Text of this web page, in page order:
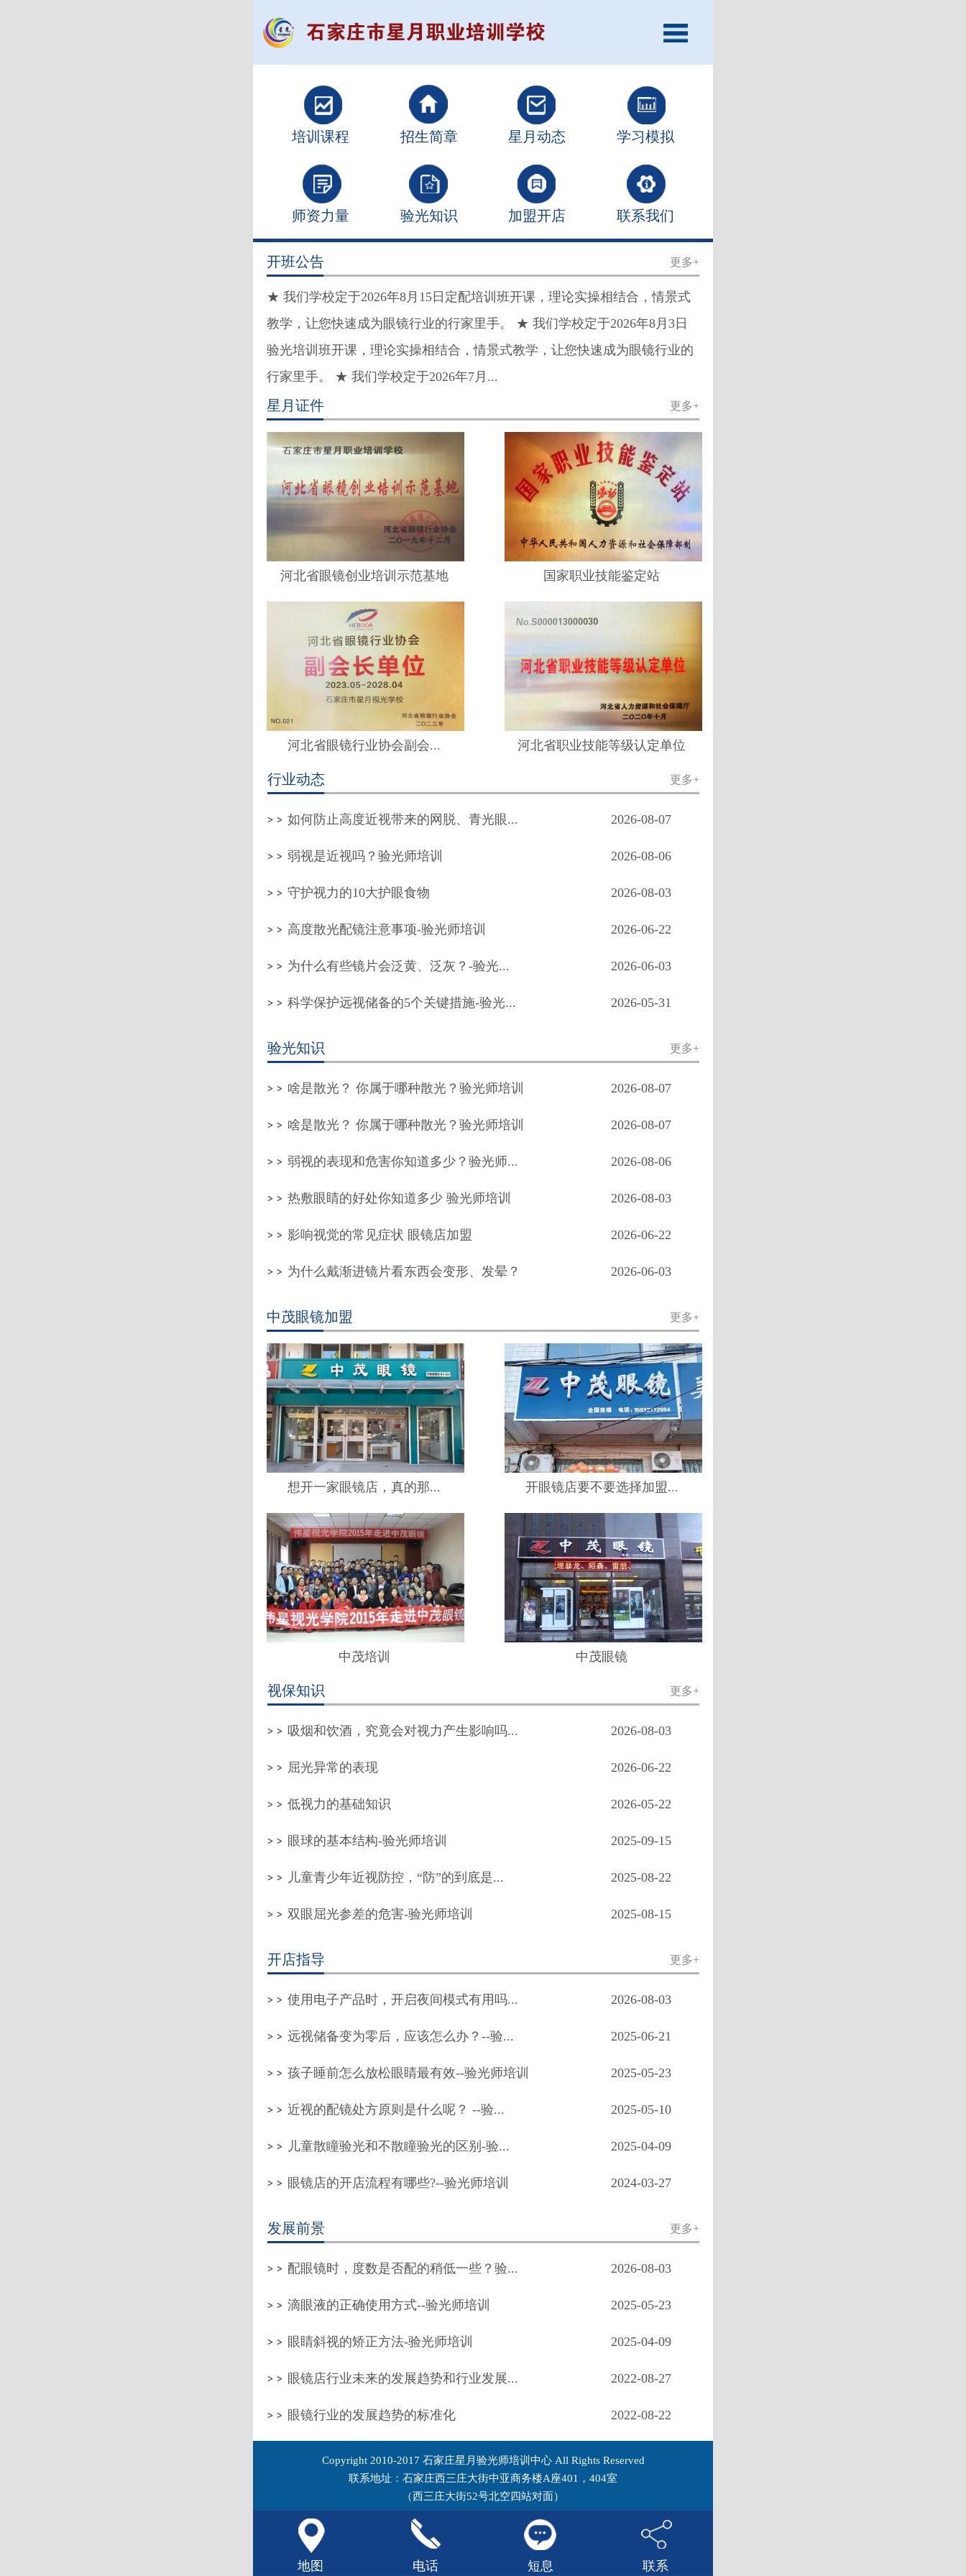
培训课程 招生简章 星月动态 学习模拟
师资力量 验光知识 加盟开店 联系我们
开班公告 更多+
★ 我们学校定于2026年8月15日定配培训班开课，理论实操相结合，情景式
教学，让您快速成为眼镜行业的行家里手。 ★ 我们学校定于2026年8月3日
验光培训班开课，理论实操相结合，情景式教学，让您快速成为眼镜行业的
行家里手。 ★ 我们学校定于2026年7月...
星月证件 更多+
河北省眼镜创业培训示范基地 国家职业技能鉴定站
河北省眼镜行业协会副会... 河北省职业技能等级认定单位
行业动态 更多+
如何防止高度近视带来的网脱、青光眼... 2026-08-07
弱视是近视吗？验光师培训 2026-08-06
守护视力的10大护眼食物 2026-08-03
高度散光配镜注意事项-验光师培训 2026-06-22
为什么有些镜片会泛黄、泛灰？-验光... 2026-06-03
科学保护远视储备的5个关键措施-验光... 2026-05-31
验光知识 更多+
啥是散光？ 你属于哪种散光？验光师培训 2026-08-07
啥是散光？ 你属于哪种散光？验光师培训 2026-08-07
弱视的表现和危害你知道多少？验光师... 2026-08-06
热敷眼睛的好处你知道多少 验光师培训 2026-08-03
影响视觉的常见症状 眼镜店加盟 2026-06-22
为什么戴渐进镜片看东西会变形、发晕？ 2026-06-03
中茂眼镜加盟 更多+
想开一家眼镜店，真的那... 开眼镜店要不要选择加盟...
中茂培训 中茂眼镜
视保知识 更多+
吸烟和饮酒，究竟会对视力产生影响吗... 2026-08-03
屈光异常的表现 2026-06-22
低视力的基础知识 2026-05-22
眼球的基本结构-验光师培训 2025-09-15
儿童青少年近视防控，“防”的到底是... 2025-08-22
双眼屈光参差的危害-验光师培训 2025-08-15
开店指导 更多+
使用电子产品时，开启夜间模式有用吗... 2026-08-03
远视储备变为零后，应该怎么办？--验... 2025-06-21
孩子睡前怎么放松眼睛最有效--验光师培训 2025-05-23
近视的配镜处方原则是什么呢？ --验... 2025-05-10
儿童散瞳验光和不散瞳验光的区别-验... 2025-04-09
眼镜店的开店流程有哪些?--验光师培训 2024-03-27
发展前景 更多+
配眼镜时，度数是否配的稍低一些？验... 2026-08-03
滴眼液的正确使用方式--验光师培训 2025-05-23
眼睛斜视的矫正方法-验光师培训 2025-04-09
眼镜店行业未来的发展趋势和行业发展... 2022-08-27
眼镜行业的发展趋势的标准化 2022-08-22
Copyright 2010-2017 石家庄星月验光师培训中心 All Rights Reserved
联系地址：石家庄西三庄大街中亚商务楼A座401，404室
（西三庄大街52号北空四站对面）
地图 电话 短息 联系